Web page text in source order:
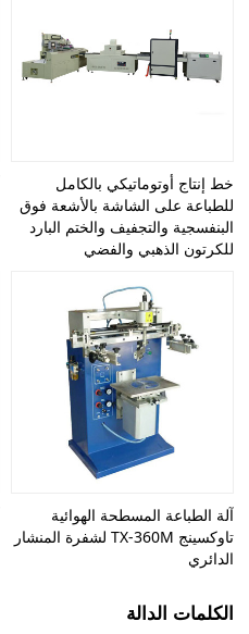
خط إنتاج أوتوماتيكي بالكامل
للطباعة على الشاشة بالأشعة فوق
البنفسجية والتجفيف والختم البارد
للكرتون الذهبي والفضي
آلة الطباعة المسطحة الهوائية
تاوكسينج TX-360M لشفرة المنشار
الدائري
الكلمات الدالة